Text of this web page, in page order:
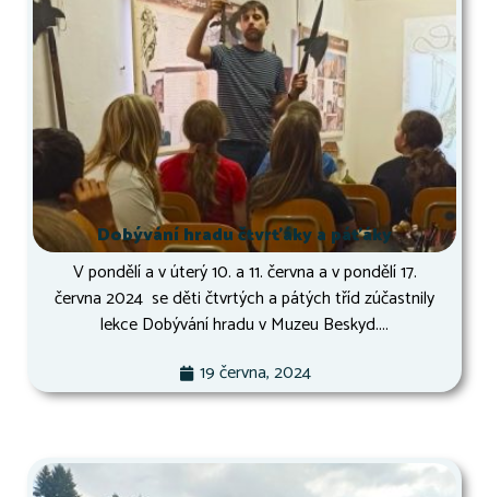
Dobývání hradu čtvrťáky a páťáky
V pondělí a v úterý 10. a 11. června a v pondělí 17.
června 2024 se děti čtvrtých a pátých tříd zúčastnily
lekce Dobývání hradu v Muzeu Beskyd....
19 června, 2024